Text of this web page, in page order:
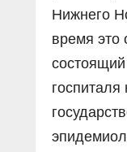
Нижнего
время это
госпиталя